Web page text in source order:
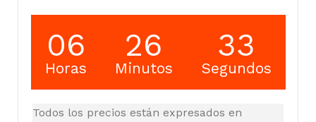
06
Horas
26
Minutos
32
Segundos
Todos los precios están expresados en